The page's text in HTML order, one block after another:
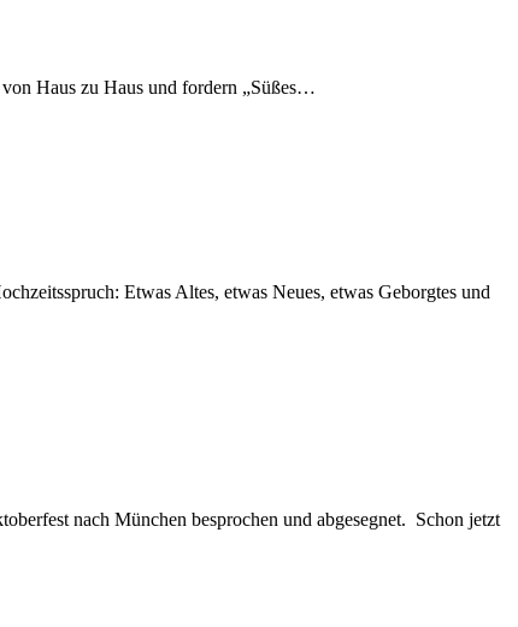
Haus zu Haus und fordern „Süßes…
Etwas Altes, etwas Neues, etwas Geborgtes und
nach München besprochen und abgesegnet. Schon jetzt